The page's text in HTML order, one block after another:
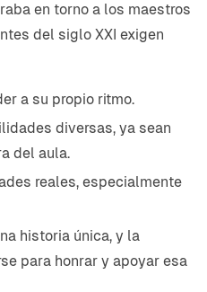
en torno a los maestros
del siglo XXI exigen
a su propio ritmo.
diversas, ya sean
del aula.
reales, especialmente
historia única, y la
para honrar y apoyar esa